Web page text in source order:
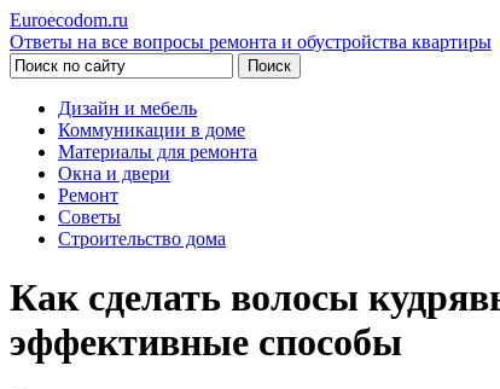
Euroecodom.ru
Ответы на все вопросы ремонта и обустройства квартиры
Дизайн и мебель
Коммуникации в доме
Материалы для ремонта
Окна и двери
Ремонт
Советы
Строительство дома
Как сделать волосы
эффективные способы